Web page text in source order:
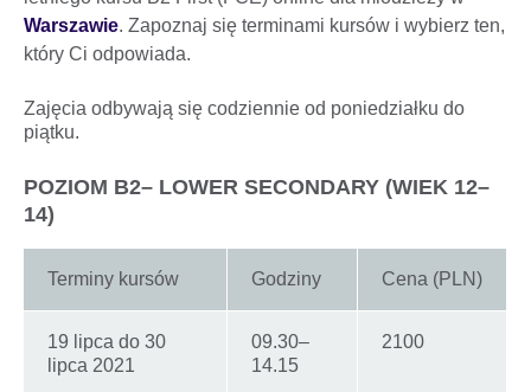
Warszawie. Zapoznaj się terminami kursów i wybierz ten,
który Ci odpowiada.
Zajęcia odbywają się codziennie od poniedziałku do
piątku.
POZIOM B2– LOWER SECONDARY (WIEK 12–
14)
Terminy kursów Godziny Cena (PLN)
19 lipca do 30
lipca 2021
09.30–
14.15
2100